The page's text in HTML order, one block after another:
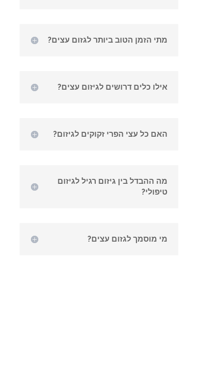
מתי הזמן הטוב ביותר לגזום עצים?
אילו כלים דרושים לגיזום עצים?
האם כל עצי הפרי זקוקים לגיזום?
מה ההבדל בין גיזום רגיל לגיזום
טיפולי?
מי מוסמך לגזום עצים?